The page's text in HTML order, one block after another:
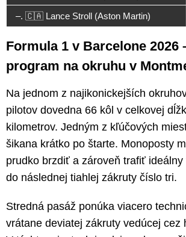
–. 🇨🇦 Lance Stroll (Aston Martin)
Formula 1 v Barcelone 2026
program na okruhu v
Na jednom z najikonickejších
pilotov dovedna 66 kôl v celkovej
kilometrov. Jedným z kľúčových
šikana krátko po štarte. Monoposty
prudko brzdiť a zároveň trafiť ideálny
do následnej tiahlej zákruty číslo tri.
Stredná pasáž ponúka viacero
vrátane deviatej zákruty vedúcej cez